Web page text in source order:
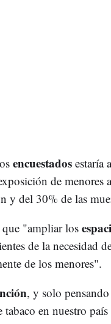
encuestados estaría
de menores
y del 30% de las
que "ampliar los
de la necesidad
de los menores".
, y solo
en nuestro